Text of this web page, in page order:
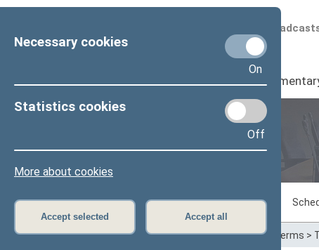
Necessary cookies
On
Statistics cookies
Off
More about cookies
Accept selected Accept all
Scheduled
Seimas I
Sitting in progress Plenary sittings
Home>Plenary sittings>Parliamentary terms >